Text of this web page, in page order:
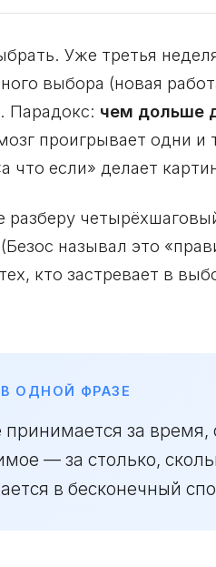
Уже третья
выбора (новая
Парадокс: чем дольше
проигрывает одни и
что если» делает
разберу
(Безос называл это
кто застревает в
ОДНОЙ ФРАЗЕ
за время,
— за столько,
в бесконечный